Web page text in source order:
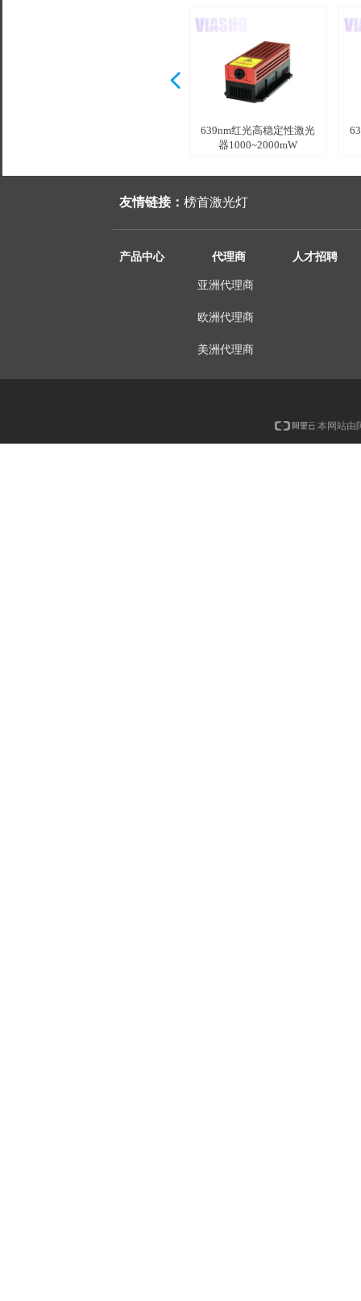
639nm红光高稳定性激光
器1000~2000mW
넳
产品中心 代理商 人才招聘
亚洲代理商
欧洲代理商
美洲代理商
友情链接： 榜首激光灯
本网站由